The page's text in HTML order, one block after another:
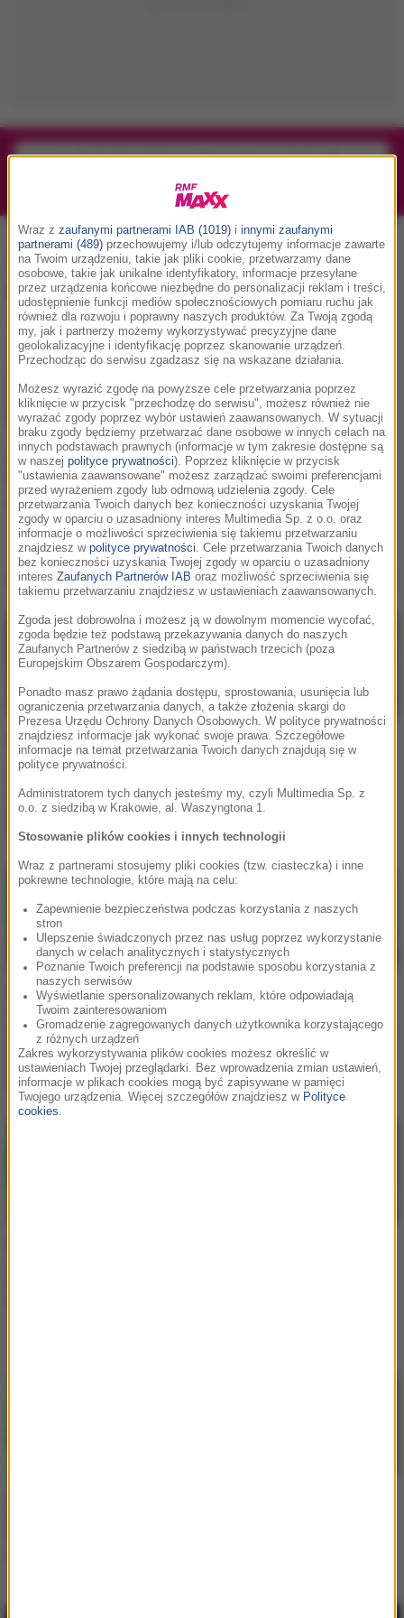
1/1 Podwójne bilety na Silesia Memoriał Kamili
Skolimowskiej 2026 - 23.08.2026
zdjęcie do dowodu
osobistego, tag:
Zdjęcie do dowodu. Zrobi
to mObywatel – koniec z
wizytą u fotografa!
zdjęcie do dowodu osobistego wRMF Extra
RMF Extra: "M jak miłość".
Jedna z bohaterek
targnie się na swoje
życie! Czy Julia
przeżyje? [CO SIĘ
WYDARZY]
RMF Extra: "BrzydUla 2",
odcinek 42. A jednak
pocałunek Uli i Artura!
[STRESZCZENIE
ODCINKA]
RMF Extra: "BrzydUla 2",
odcinek 40. Ula będzie
miała romans z
Arturem?!
[STRESZCZENIE
ODCINKA]
RMF Extra: "BrzydUla 2",
wyjdzie na jaw. Kto dowie
się o romansie?!
[STRESZCZENIE
ODCINKA]
Wraz z zaufanymi partnerami IAB (1019) i innymi zaufanymi
partnerami (489) przechowujemy i/lub odczytujemy informacje zawarte
na Twoim urządzeniu, takie jak pliki cookie, przetwarzamy dane
osobowe, takie jak unikalne identyfikatory, informacje przesyłane
przez urządzenia końcowe niezbędne do personalizacji reklam i treści,
udostępnienie funkcji mediów społecznościowych pomiaru ruchu jak
również dla rozwoju i poprawny naszych produktów. Za Twoją zgodą
my, jak i partnerzy możemy wykorzystywać precyzyjne dane
geolokalizacyjne i identyfikację poprzez skanowanie urządzeń.
Przechodząc do serwisu zgadzasz się na wskazane działania.
Możesz wyrazić zgodę na powyższe cele przetwarzania poprzez
kliknięcie w przycisk "przechodzę do serwisu", możesz również nie
wyrażać zgody poprzez wybór ustawień zaawansowanych. W sytuacji
braku zgody będziemy przetwarzać dane osobowe w innych celach na
innych podstawach prawnych (informacje w tym zakresie dostępne są
w naszej polityce prywatności). Poprzez kliknięcie w przycisk
"ustawienia zaawansowane" możesz zarządzać swoimi preferencjami
przed wyrażeniem zgody lub odmową udzielenia zgody. Cele
przetwarzania Twoich danych bez konieczności uzyskania Twojej
zgody w oparciu o uzasadniony interes Multimedia Sp. z o.o. oraz
informacje o możliwości sprzeciwienia się takiemu przetwarzaniu
znajdziesz w polityce prywatności . Cele przetwarzania Twoich danych
bez konieczności uzyskania Twojej zgody w oparciu o uzasadniony
interes Zaufanych Partnerów IAB oraz możliwość sprzeciwienia się
takiemu przetwarzaniu znajdziesz w ustawieniach zaawansowanych.
Zgoda jest dobrowolna i możesz ją w dowolnym momencie wycofać,
zgoda będzie też podstawą przekazywania danych do naszych
Zaufanych Partnerów z siedzibą w państwach trzecich (poza
Europejskim Obszarem Gospodarczym).
Ponadto masz prawo żądania dostępu, sprostowania, usunięcia lub
ograniczenia przetwarzania danych, a także złożenia skargi do
Prezesa Urzędu Ochrony Danych Osobowych. W polityce prywatności
znajdziesz informacje jak wykonać swoje prawa. Szczegółowe
informacje na temat przetwarzania Twoich danych znajdują się w
polityce prywatności.
Administratorem tych danych jesteśmy my, czyli Multimedia Sp. z
o.o. z siedzibą w Krakowie, al. Waszyngtona 1.
Stosowanie plików cookies i innych technologii
Wraz z partnerami stosujemy pliki cookies (tzw. ciasteczka) i inne
pokrewne technologie, które mają na celu:
Zapewnienie bezpieczeństwa podczas korzystania z naszych
stron
Ulepszenie świadczonych przez nas usług poprzez wykorzystanie
danych w celach analitycznych i statystycznych
Poznanie Twoich preferencji na podstawie sposobu korzystania z
naszych serwisów
Wyświetlanie spersonalizowanych reklam, które odpowiadają
Twoim zainteresowaniom
Gromadzenie zagregowanych danych użytkownika korzystającego
z różnych urządzeń
Zakres wykorzystywania plików cookies możesz określić w
ustawieniach Twojej przeglądarki. Bez wprowadzenia zmian ustawień,
informacje w plikach cookies mogą być zapisywane w pamięci
Twojego urządzenia. Więcej szczegółów znajdziesz w Polityce
cookies